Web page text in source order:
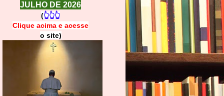
JULHO DE 2026
(👆👆👆
Clique acima e acesse
o site)